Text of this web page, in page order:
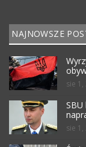
NAJNOWSZE
sie 1,
SBU
sie 1,